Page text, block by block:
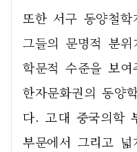
또한 서구 동양철
그들의 문명적 분
학문적 수준을 보
한자문화권의 동양
다. 고대 중국의학
부문에서 그리고